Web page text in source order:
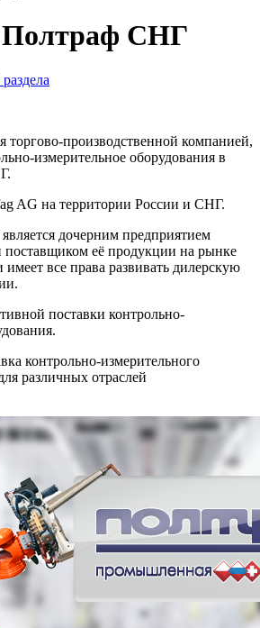
СНГ
торгово-производственной компанией,
измерительное оборудования в
AG на территории России и СНГ.
дочерним предприятием
её продукции на рынке
все права развивать дилерскую
поставки контрольно-
контрольно-измерительного
различных отраслей